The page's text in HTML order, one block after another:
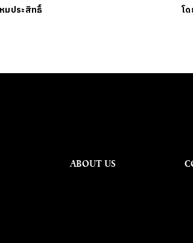
มประสิทธิ์ โ
ABOUT US